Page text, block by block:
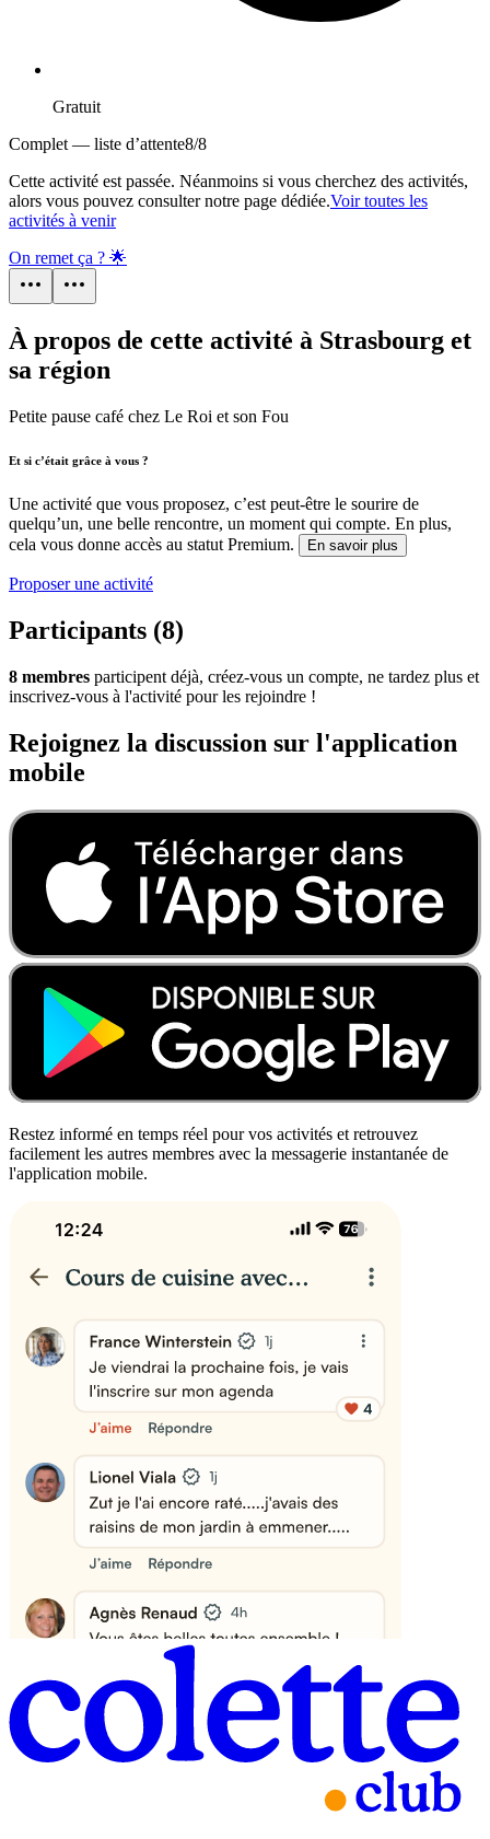
Gratuit
Complet — liste d’attente8/8
Cette activité est passée. Néanmoins si vous cherchez des activités,
alors vous pouvez consulter notre page dédiée.Voir toutes les
activités à venir
On remet ça ? 🌟
À propos de cette activité à Strasbourg et
sa région
Petite pause café chez Le Roi et son Fou
Et si c’était grâce à vous ?
Une activité que vous proposez, c’est peut-être le sourire de
quelqu’un, une belle rencontre, un moment qui compte. En plus,
cela vous donne accès au statut Premium.
En savoir plus
Proposer une activité
Participants (8)
8 membres participent déjà, créez-vous un compte, ne tardez plus et
inscrivez-vous à l'activité pour les rejoindre !
Rejoignez la discussion sur l'application
mobile
Restez informé en temps réel pour vos activités et retrouvez
facilement les autres membres avec la messagerie instantanée de
l'application mobile.